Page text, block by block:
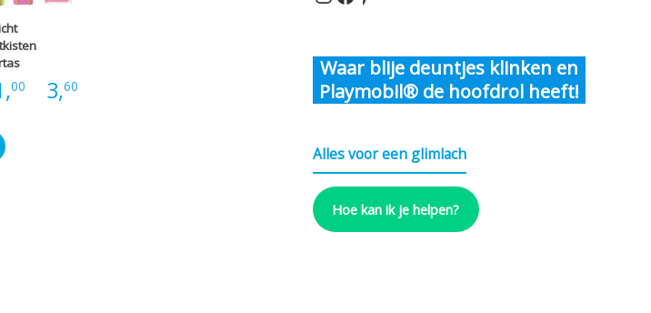
00 3,60Prijsklasse:
Waar blije deuntjes klinken en
Playmobil® de hoofdrol heeft!
Alles voor een glimlach
Hoe kan ik je helpen?